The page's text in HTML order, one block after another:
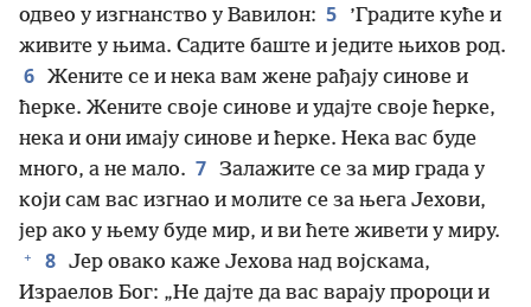
одвео у изгнанство у Вавилон: 5
’Градите куће и
живите у њима. Садите баште и једите њихов род.
6 Жените се и нека вам жене рађају синове и
ћерке. Жените своје синове и удајте своје ћерке,
нека и они имају синове и ћерке. Нека вас буде
много, а не мало. 7 Залажите се за мир града у
који сам вас изгнао и молите се за њега Јехови,
јер ако у њему буде мир, и ви ћете живети у миру.
+ 8 Јер овако каже Јехова над војскама,
Израелов Бог: „Не дајте да вас варају пророци и